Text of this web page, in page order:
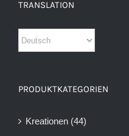
TRANSLATION
PRODUKTKATEGORIEN
Kreationen (44)